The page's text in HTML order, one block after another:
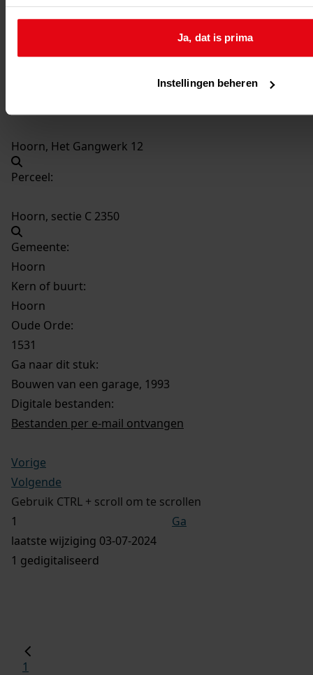
Ja, dat is prima
Instellingen beheren
1993
Hoorn, Het Gangwerk 12
Perceel:
Hoorn, sectie C 2350
Gemeente:
Hoorn
Kern of buurt:
Hoorn
Oude Orde:
1531
Ga naar dit stuk:
Bouwen van een garage, 1993
Digitale bestanden:
Bestanden per e-mail ontvangen
Vorige
Volgende
Gebruik CTRL + scroll om te scrollen
Ga
laatste wijziging 03-07-2024
1 gedigitaliseerd
1